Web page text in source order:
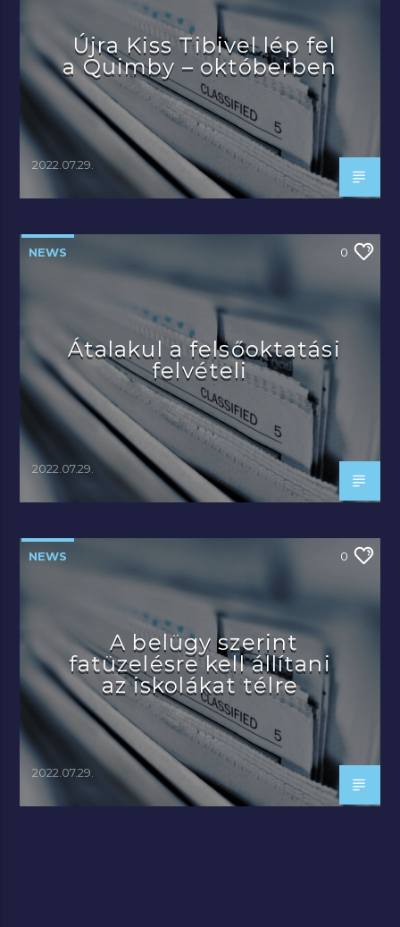
Újra Kiss Tibivel lép fel
a Quimby – októberben
2022.07.29.
NEWS 0
Átalakul a felsőoktatási
felvételi
2022.07.29.
NEWS 0
A belügy szerint
fatüzelésre kell állítani
az iskolákat télre
2022.07.29.